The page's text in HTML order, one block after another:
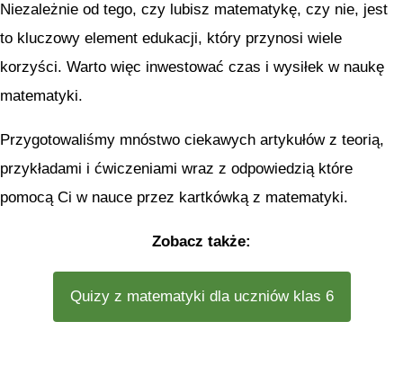
Niezależnie od tego, czy lubisz matematykę, czy nie, jest
to kluczowy element edukacji, który przynosi wiele
korzyści. Warto więc inwestować czas i wysiłek w naukę
matematyki.
Przygotowaliśmy mnóstwo ciekawych artykułów z teorią,
przykładami i ćwiczeniami wraz z odpowiedzią które
pomocą Ci w nauce przez kartkówką z matematyki.
Zobacz także:
Quizy z matematyki dla uczniów klas 6